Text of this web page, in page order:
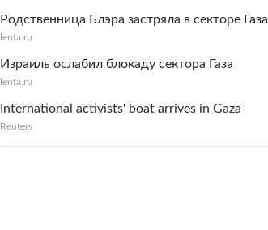
Родственница Блэра застряла в секторе Газа
lenta.ru
Израиль ослабил блокаду сектора Газа
lenta.ru
International activists' boat arrives in Gaza
Reuters